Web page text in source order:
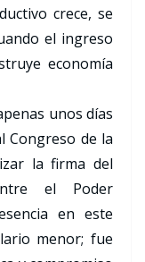
crece, se
el ingreso
economía
unos días
Congreso de la
la firma del
el Poder
en este
menor; fue